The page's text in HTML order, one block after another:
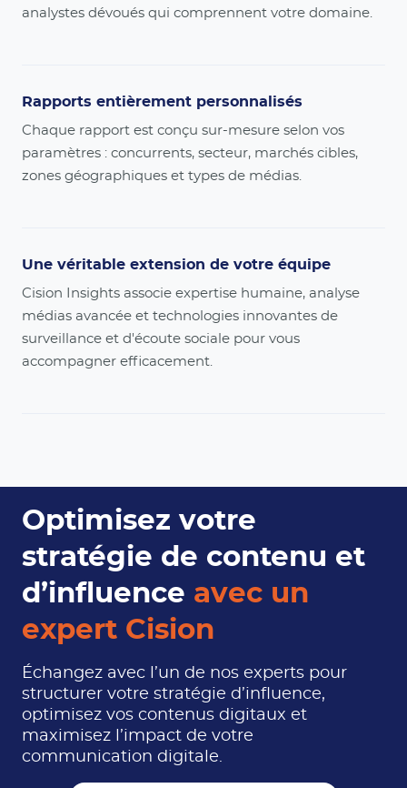
analystes dévoués qui comprennent votre domaine.
Rapports entièrement personnalisés
Chaque rapport est conçu sur-mesure selon vos
paramètres : concurrents, secteur, marchés cibles,
zones géographiques et types de médias.
Une véritable extension de votre équipe
Cision Insights associe expertise humaine, analyse
médias avancée et technologies innovantes de
surveillance et d'écoute sociale pour vous
accompagner efficacement.
Optimisez votre
stratégie de contenu et
d’influence avec un
expert Cision
Échangez avec l’un de nos experts pour
structurer votre stratégie d’influence,
optimisez vos contenus digitaux et
maximisez l’impact de votre
communication digitale.